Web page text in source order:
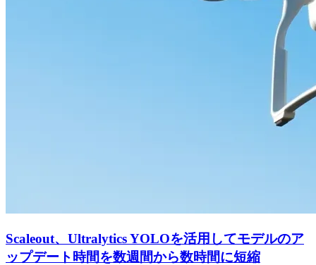
Scaleout、Ultralytics YOLOを活用してモデルのア
ップデート時間を数週間から数時間に短縮